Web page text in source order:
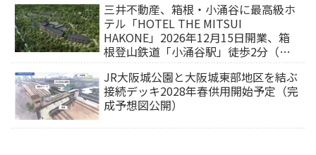
三井不動産、箱根・小涌谷に最高級ホ
テル「HOTEL THE MITSUI
HAKONE」2026年12月15日開業、箱
根登山鉄道「小涌谷駅」徒歩2分（旅
JR大阪城公園と大阪城東部地区を結ぶ
接続デッキ2028年春供用開始予定（完
成予想図公開）